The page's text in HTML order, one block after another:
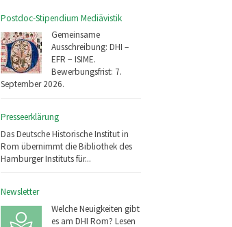
Postdoc-Stipendium Mediävistik
Gemeinsame
Ausschreibung: DHI –
EFR − ISIME.
Bewerbungsfrist: 7.
September 2026.
Presseerklärung
Das Deutsche Historische Institut in
Rom übernimmt die Bibliothek des
Hamburger Instituts für...
Newsletter
Welche Neuigkeiten gibt
es am DHI Rom? Lesen